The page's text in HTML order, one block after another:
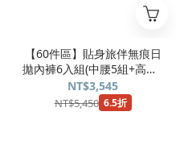
【60件區】貼身旅伴無痕日
拋內褲6入組(中腰5組+高腰5
組)(nininono X SiBra)
NT$3,545
NT$5,450 6.5折